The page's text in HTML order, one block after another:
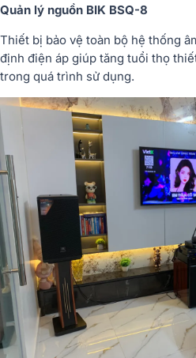
Quản lý nguồn BIK BSQ-8
Thiết bị bảo vệ toàn bộ hệ thống
định điện áp giúp tăng tuổi thọ
trong quá trình sử dụng.